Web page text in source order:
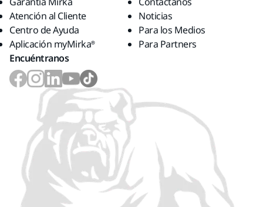
Atención al Cliente
Centro de Ayuda
Aplicación myMirka®
Noticias
Para los Medios
Para Partners
Encuéntranos